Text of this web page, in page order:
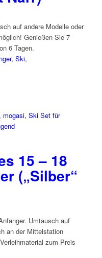
auf andere Modelle oder
Genießen Sie 7
6 Tagen.
Ski,
15 – 18
(„Silber“
Umtausch auf
an der Mittelstation
zum Preis